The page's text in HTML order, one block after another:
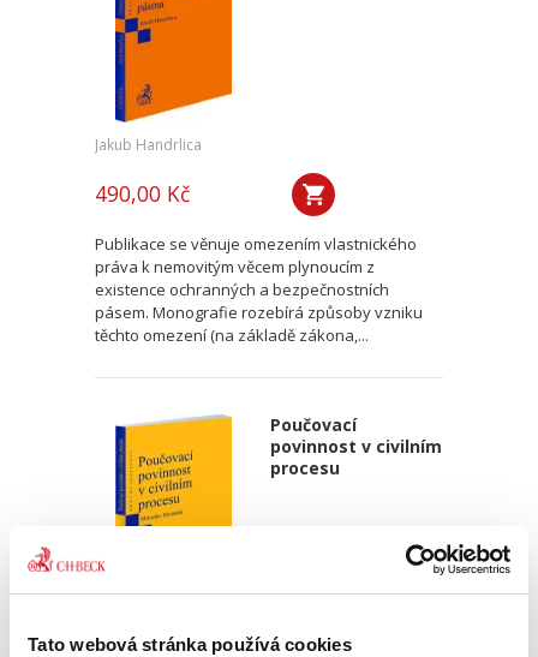
Tato webová stránka používá cookies
Jakub Handrlica
490,00 Kč
Publikace se věnuje omezením vlastnického
práva k nemovitým věcem plynoucím z
existence ochranných a bezpečnostních
pásem. Monografie rozebírá způsoby vzniku
těchto omezení (na základě zákona,...
Poučovací
povinnost v civilním
procesu
Miroslav Hromada